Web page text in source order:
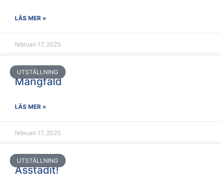
LÄS MER »
februari 17, 2025
UTSTÄLLNING
Mångfald
LÄS MER »
februari 17, 2025
UTSTÄLLNING
Asstadit!